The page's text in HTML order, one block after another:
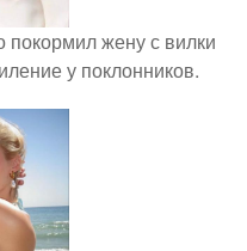
покормил жену с вилки
у поклонников.